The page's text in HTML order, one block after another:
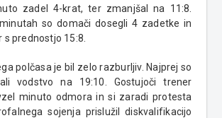
zadel 4-krat, ter zmanjšal na 11:8.
so domači dosegli 4 zadetke in
prednostjo 15:8.
polčasa je bil zelo razburljiv. Najprej so
vodstvo na 19:10. Gostujoči trener
minuto odmora in si zaradi protesta
sojenja prislužil diskvalifikacijo